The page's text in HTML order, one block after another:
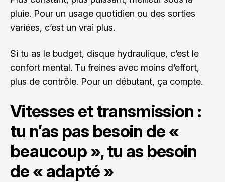
pluie. Pour un usage quotidien ou des sorties
variées, c’est un vrai plus.
Si tu as le budget, disque hydraulique, c’est le
confort mental. Tu freines avec moins d’effort,
plus de contrôle. Pour un débutant, ça compte.
Vitesses et transmission :
tu n’as pas besoin de «
beaucoup », tu as besoin
de « adapté »